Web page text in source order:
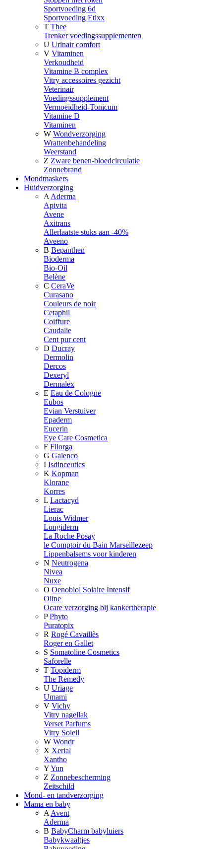
Sportvoeding 6d
Sportvoeding Etixx
T Thee
Trenker voedingssupplementen
U Urinair comfort
V Vitaminen
Verkoudheid
Vitamine B complex
Vitry accessoires gezicht
Veterinair
Voedingssupplement
Vermoeidheid-Tonicum
Vitamine D
Vitaminen
W Wondverzorging
Wrattenbehandeling
Weerstand
Z Zware benen-bloedcirculatie
Zonnebrand
Mondmaskers
Huidverzorging
A Aderma
Apivita
Avene
Axitrans
Allerlaatste stuks aan -40%
Aveeno
B Bepanthen
Bioderma
Bio-Oil
Belène
C CeraVe
Curasano
Couleurs de noir
Cetaphil
Coiffure
Caudalie
Cent pur cent
D Ducray
Dermolin
Dercos
Dexeryl
Dermalex
E Eau de Cologne
Eubos
Evian Verstuiver
Epaderm
Eucerin
Eye Care Cosmetica
F Filorga
G Galenco
I Isdinceutics
K Kopman
Klorane
Korres
L Lactacyd
Lierac
Louis Widmer
Longiderm
La Roche Posay
le Comptoir du Bain Marseillezeep
Lippenbalsems voor kinderen
N Neutrogena
Nivea
Nuxe
O Oenobiol Solaire Intensif
Oline
Ocare verzorging bij kankertherapie
P Phyto
Puratopix
R Rogé Cavaillès
Roger en Gallet
S Somatoline Cosmetics
Saforelle
T Topiderm
The Remedy
U Uriage
Umami
V Vichy
Vitry nagellak
Verset Parfums
Vitry Soleil
W Wondr
X Xerial
Xantho
YYun
Z Zonnebescherming
Zeitschild
Mond- en tandverzorging
Mama en baby
A Avent
Aderma
B BabyCharm babyluiers
Babykwaaltjes